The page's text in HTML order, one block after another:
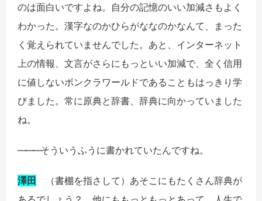
のは面白いですよね。自分の記憶のいい加減さもよく
わかった。漢字なのかひらがななのかなんて、まった
く覚えられていませんでした。あと、インターネット
上の情報、文言がさらにもっといい加減で、全く信用
に値しないボンクラワールドであることもはっきり学
びました。常に原典と辞書、辞典に向かっていました
ね。
―――そういうふうに書かれていたんですね。
澤田 （書棚を指さして）あそこにもたくさん辞典が